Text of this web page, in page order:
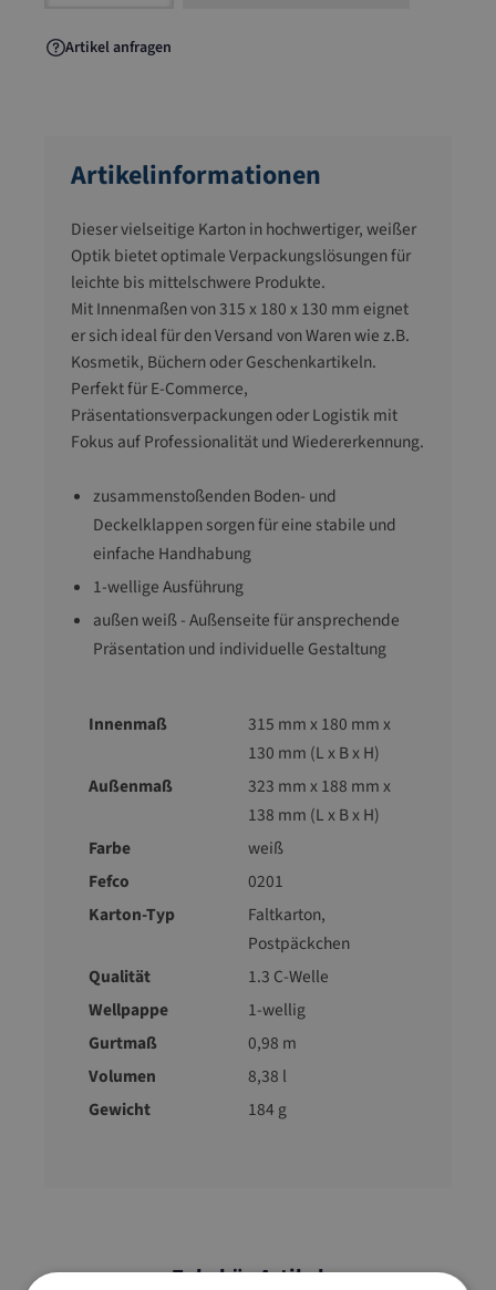
Artikel anfragen
Artikelinformationen
Dieser vielseitige Karton in hochwertiger, weißer
Optik bietet optimale Verpackungslösungen für
leichte bis mittelschwere Produkte.
Mit Innenmaßen von 315 x 180 x 130 mm eignet
er sich ideal für den Versand von Waren wie z.B.
Kosmetik, Büchern oder Geschenkartikeln.
Perfekt für E-Commerce,
Präsentationsverpackungen oder Logistik mit
Fokus auf Professionalität und Wiedererkennung.
zusammenstoßenden Boden- und
Deckelklappen sorgen für eine stabile und
einfache Handhabung
1-wellige Ausführung
außen weiß - Außenseite für ansprechende
Präsentation und individuelle Gestaltung
Innenmaß
315 mm x 180 mm x
130 mm (L x B x H)
Außenmaß
323 mm x 188 mm x
138 mm (L x B x H)
Farbe
weiß
Fefco
0201
Karton-Typ
Faltkarton,
Postpäckchen
Qualität
1.3 C-Welle
Wellpappe
1-wellig
Gurtmaß
0,98 m
Volumen
8,38 l
Gewicht
184 g
Zubehör-Artikel